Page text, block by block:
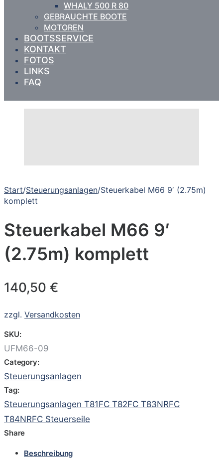
WHALY 500 R 80
GEBRAUCHTE BOOTE
MOTOREN
BOOTSSERVICE
KONTAKT
FOTOS
LINKS
FAQ
Start/Steuerungsanlagen/Steuerkabel M66 9′ (2.75m)
komplett
Steuerkabel M66 9′
(2.75m) komplett
140,50 €
zzgl. Versandkosten
SKU:
UFM66-09
Category:
Steuerungsanlagen
Tag:
Steuerungsanlagen T81FC T82FC T83NRFC
T84NRFC Steuerseile
Share
Beschreibung